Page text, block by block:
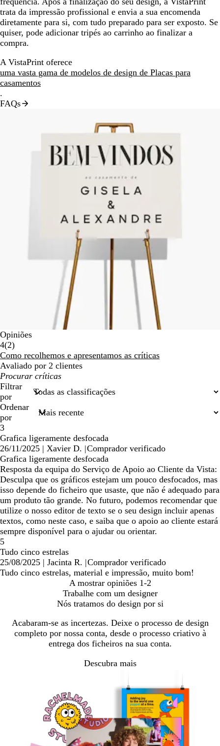
trata da impressão profissional e envia a sua encomenda
diretamente para si, com tudo preparado para ser exposto. Se
quiser, pode adicionar tripés ao carrinho ao finalizar a
compra.
A VistaPrint oferece
uma vasta gama de modelos de design de Placas para
casamentos
.
FAQs
Opiniões
4(22
críticas
)
Como recolhemos e apresentamos as críticas
Avaliado por 2 clientes
As
minhas
entradas
de
pesquisa
Filtrar
por
Ordenar
por
3
Grafica ligeramente desfocada
26/11/2025 | Xavier D. |Comprador verificado
Grafica ligeramente desfocada
Resposta da equipa do Serviço de Apoio ao Cliente da Vista:
Desculpa que os gráficos estejam um pouco desfocados, mas
isso depende do ficheiro que usaste, que não é adequado para
um produto tão grande. No futuro, podemos recomendar que
utilize o nosso editor de texto se o seu design incluir apenas
textos, como neste caso, e saiba que o apoio ao cliente estará
sempre disponível para o ajudar ou orientar.
5
Tudo cinco estrelas
25/08/2025 | Jacinta R. |Comprador verificado
Tudo cinco estrelas, material e impressão, muito bom!
A mostrar opiniões 1-2
Trabalhe com um designer
Nós tratamos do design por si
Acabaram-se as incertezas. Deixe o processo de design
completo por nossa conta, desde o processo criativo à
entrega dos ficheiros na sua conta.
Descubra mais